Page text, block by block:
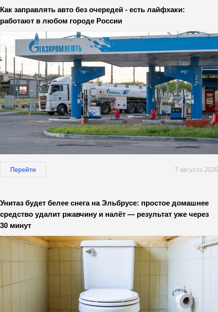
Как заправлять авто без очередей - есть лайфхаки:
работают в любом городе России
Перейти 7 августа 2026
Унитаз будет белее снега на Эльбрусе: простое домашнее
средство удалит ржавчину и налёт — результат уже через
30 минут